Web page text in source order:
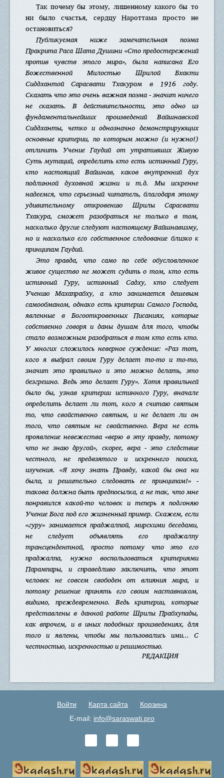
Так почему бы этому, лишенному какого бы то
ни было счастья, сердцу Нароттама просто не
остановиться?
Публикуемая ниже замечательная поэма
Пракрита Раса Шата Душини «Сто предостережений
против чувств этого мира», была написана Его
Божественной Милостью Шрилой Бхакти
Сиддхантой Сарасвати Тхакуром в 1916 году.
Сказать что это очень важная поэма - значит ничего
не сказать. В действительности, это одно из
фундаментальнейших произведений Вайшнавской
Сиддханты, четко и однозначно демонстрирующих
основные критерии, по которым можно (и нужно!)
отличить Учение Гаудий от утративших Живую
Суть мутаций, определить кто есть истинный Гуру,
кто настоящий Вайшнав, каков внутренний дух
подлинной духовной жизни и т.д. Мы искренне
надеемся, что серьезный читатель, благодаря этому
удивительному откровению Шрилы Сарасвати
Тхакура, сможет разобраться не только в том,
насколько другие следуют настоящему Вайшнавизму,
но и насколько его собственное следование близко к
принципам Гаудий.
Это правда, что само по себе обусловленное
живое существо не может судить о том, кто есть
истинный Гуру, истинный Садху, кто следует
Учению Махапрабху, а кто занимается дешевым
самообманом, однако есть критерии Самого Господа,
явленные в Богооткровенных Писаниях, которые
собственно говоря и даны душам для того, чтобы
стало возможным разобраться в том кто есть кто.
У многих сложилось неверное суждение: «Раз тот,
кого я выбрал своим Гуру делает то-то и то-то,
значит это правильно и это можно делать, это
безгрешно. Ведь это делает Гуру». Хотя правильней
было бы, узнав критерии истинного Гуру, вначале
определить делает ли тот, кого я считаю святым
то, что свойственно святым, и не делает ли он
того, что святым не свойственно. Вера не есть
проявление невежества «верю в эту правду, потому
что не знаю другой», скорее, вера - это следствие
честного, не предвзятого и искреннего поиска,
изучения. «Я хочу знать Правду, какой бы она ни
была, и решительно следовать ее принципам!» -
такова должна быть предпосылка, а не так, что мне
понравился какой-то человек и теперь я подгоняю
Учение Бога под его жизненный пример. Скажем, если
«гуру» занимается праджалпой, мирскими беседами,
не следует объявлять его праджалпу
трансцендентной, просто потому что это его
праджалпа, нужно воспользоваться критериями
Парампары, и справедливо заключить, что этот
человек не совсем свободен от влияния мира, и
потому решение принять его своим наставником,
видимо, преждевременно. Ведь критерии, которые
представлены в данной работе Шрилы Прабхупады,
как впрочем, и в иных подобных произведениях, для
того и явлены, чтобы мы пользовались ими... C
честностью, искренностью и решимостью.
РЕДАКЦИЯ
Войти Карта сайта
Корзина
E-mail: info@saraswati.pro